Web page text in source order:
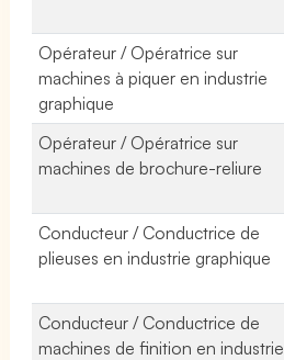
Opérateur / Opératrice sur
machines à piquer en industrie
graphique
Opérateur / Opératrice sur
machines de brochure-reliure
Conducteur / Conductrice de
plieuses en industrie graphique
Conducteur / Conductrice de
machines de finition en industrie